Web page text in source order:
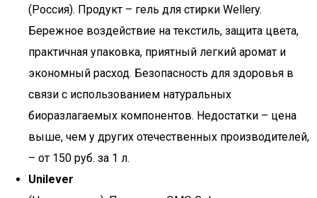
(Россия). Продукт – гель для стирки Wellery.
Бережное воздействие на текстиль, защита цвета,
практичная упаковка, приятный легкий аромат и
экономный расход. Безопасность для здоровья в
связи с использованием натуральных
биоразлагаемых компонентов. Недостатки – цена
выше, чем у других отечественных производителей,
– от 150 руб. за 1 л.
Unilever